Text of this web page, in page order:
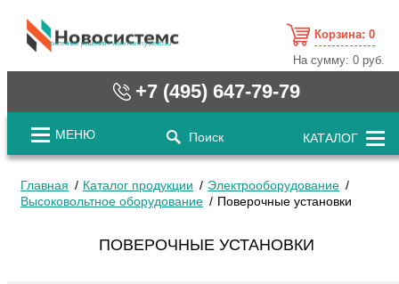
cистемные решения / www.novosystems.ru
Корзина: 0
На сумму:0 руб.
+7 (495) 647-79-79
МЕНЮ Поиск КАТАЛОГ
Главная Каталог продукции
Электрооборудование
Высоковольтное оборудование
Поверочные установки
ПОВЕРОЧНЫЕ УСТАНОВКИ